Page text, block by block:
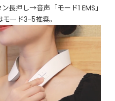
長押し→音声「モード1 EMS」
ード3-5推奨。